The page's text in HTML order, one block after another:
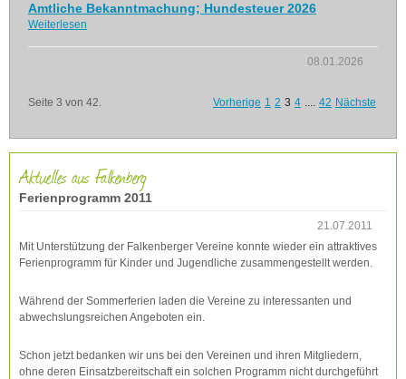
Amtliche Bekanntmachung; Hundesteuer 2026
Weiterlesen
08.01.2026
Seite 3 von 42. Vorherige 1 2 3 4 .... 42 Nächste
Aktuelles aus Falkenberg
Ferienprogramm 2011
21.07.2011
Mit Unterstützung der Falkenberger Vereine konnte wieder ein attraktives
Ferienprogramm für Kinder und Jugendliche zusammengestellt werden.
Während der Sommerferien laden die Vereine zu interessanten und
abwechslungsreichen Angeboten ein.
Schon jetzt bedanken wir uns bei den Vereinen und ihren Mitgliedern,
ohne deren Einsatzbereitschaft ein solchen Programm nicht durchgeführt